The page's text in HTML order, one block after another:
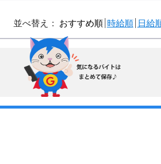
並べ替え： おすすめ順 時給順 日給